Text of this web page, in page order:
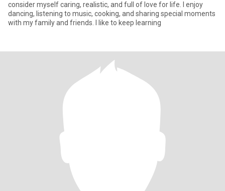
consider myself caring, realistic, and full of love for life. I enjoy
dancing, listening to music, cooking, and sharing special moments
with my family and friends. I like to keep learning